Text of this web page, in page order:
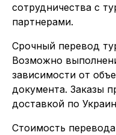
сотрудничества с
партнерами.
Срочный перевод
Возможно
зависимости от
документа. Заказы
доставкой по
Стоимость